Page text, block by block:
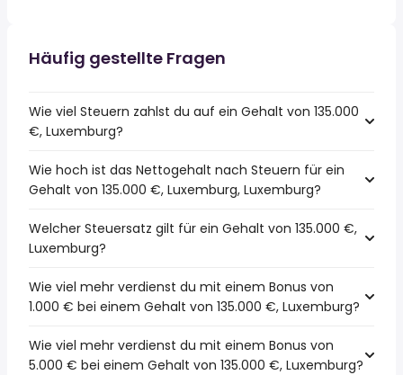
Häufig gestellte Fragen
Wie viel Steuern zahlst du auf ein Gehalt von 135.000
€, Luxemburg?
Wie hoch ist das Nettogehalt nach Steuern für ein
Gehalt von 135.000 €, Luxemburg, Luxemburg?
Welcher Steuersatz gilt für ein Gehalt von 135.000 €,
Luxemburg?
Wie viel mehr verdienst du mit einem Bonus von
1.000 € bei einem Gehalt von 135.000 €, Luxemburg?
Wie viel mehr verdienst du mit einem Bonus von
5.000 € bei einem Gehalt von 135.000 €, Luxemburg?